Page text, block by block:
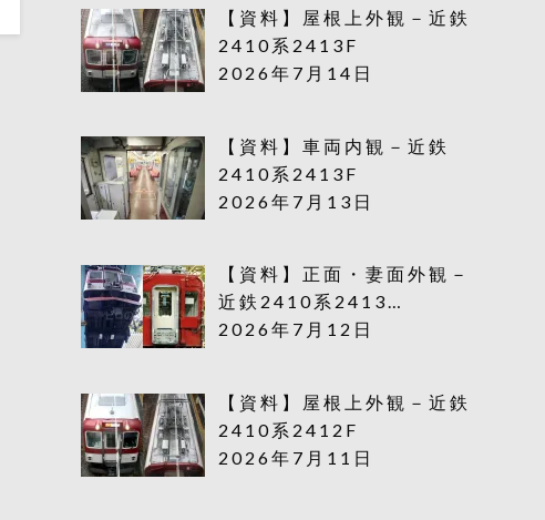
【資料】屋根上外観－近鉄
2410系2413F
2026年7月14日
【資料】車両内観－近鉄
2410系2413F
2026年7月13日
【資料】正面・妻面外観－
近鉄2410系2413…
2026年7月12日
【資料】屋根上外観－近鉄
2410系2412F
2026年7月11日